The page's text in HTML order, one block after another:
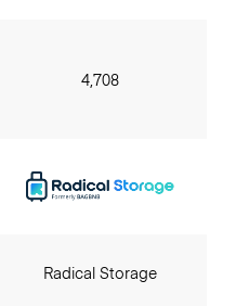
4,708
Radical Storage